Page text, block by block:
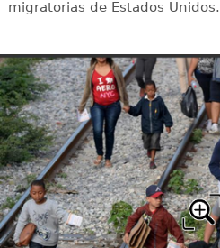
migratorias de Estados Unidos.